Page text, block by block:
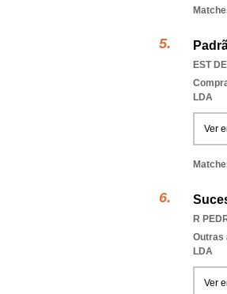
EST
LDA
Ver
R
Outras
LDA
Ver